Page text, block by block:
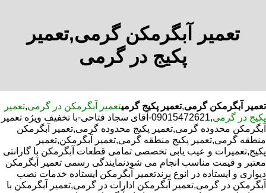
تعمیر آبگرمکن گرمی,تعمیر
پکیج در گرمی
تعمیر آبگرمکن گرمی,تعمیر پکیج گرمیتعمیر آبگرمکن در گرمی,تعمیر
پکیج در گرمی
,09015472621-آقای سجاد فتاحی-با تخفیف ویژه تعمیر
آبگرمکن محدوده گرمی,تعمیر پکیج محدوده گرمی,تعمیر آبگرمکن
منطقه گرمی,تعمیر پکیج منطقه گرمی,تعمیر آبگرمکن,تعمیر
پکیج,تعمیرات و عیب یابی تخصصی تمامی قطعات آبگرمکن با گارانتی
معتبر و قیمت مناسب انجام می شودنمایندگی رسمی تعمیر آبگرمکن
دیواری و ایستاده در انوع برندتعمیر آبگرمکن ایستاده خدمات نصب
آبگرمکن در گرمی,تعمیر آبگرمکن ادارات در گرمی,تعمیر آبگرمکن با